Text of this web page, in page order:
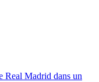
Real Madrid dans un